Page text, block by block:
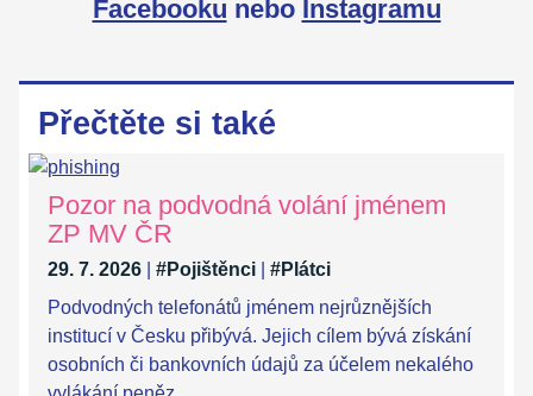
Facebooku nebo Instagramu
Přečtěte si také
Pozor na podvodná volání jménem
ZP MV ČR
29. 7. 2026 #Pojištěnci
#Plátci
Podvodných telefonátů jménem nejrůznějších
institucí v Česku přibývá. Jejich cílem bývá získání
osobních či bankovních údajů za účelem nekalého